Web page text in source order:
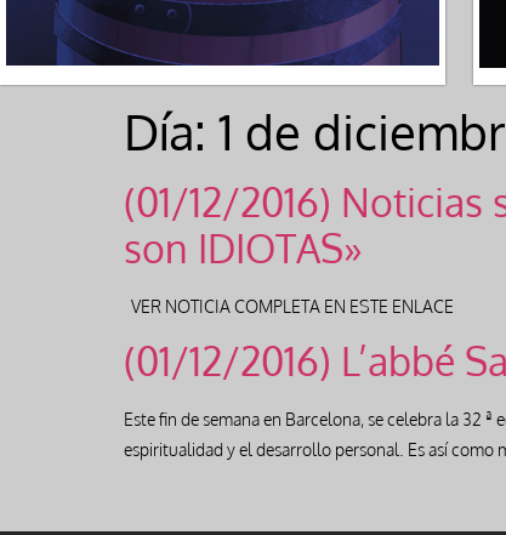
Día: 1 de
(01/12/2016)
son IDIOTAS»
VER NOTICIA COMPLETA EN ESTE ENLACE
(01/12/2016) L’abbé
Este fin de semana en Barcelona, se celebra la 32
espiritualidad y el desarrollo personal. Es así